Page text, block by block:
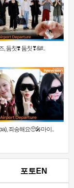
, 둠칫❣️ 둠칫❣&#..
죄송해요🥺🎤마이..
포토EN